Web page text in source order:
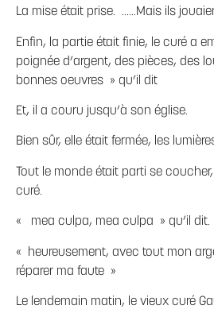
La mise était prise. ……Mais ils
Enfin, la partie était finie, le curé a
poignée d’argent, des pièces, des
bonnes oeuvres » qu’il dit
Et, il a couru jusqu’à son église.
Bien sûr, elle était fermée, les
Tout le monde était parti se
curé.
« mea culpa, mea culpa » qu’il dit.
« heureusement, avec tout mon
réparer ma faute »
Le lendemain matin, le vieux curé